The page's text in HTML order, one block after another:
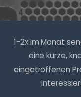
1-2x im Monat
eine kurze,
eingetroffenen